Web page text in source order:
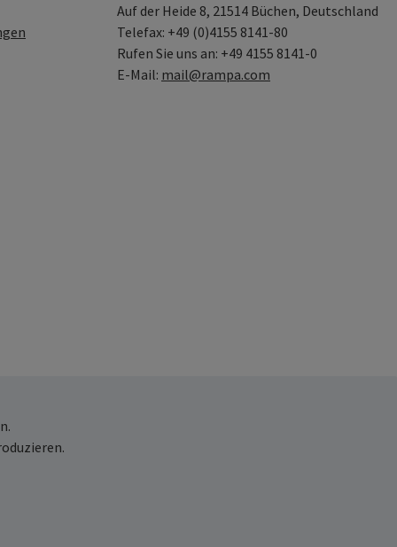
Auf der Heide 8, 21514 Büchen, Deutschland
Telefax: +49 (0)4155 8141-80
Rufen Sie uns an: +49 4155 8141-0
E-Mail: mail@rampa.com